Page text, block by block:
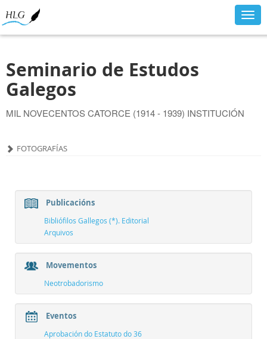
Seminario de Estudos
Galegos
MIL NOVECENTOS CATORCE (1914 - 1939) INSTITUCIÓN
FOTOGRAFÍAS
Publicacións
Bibliófilos Gallegos (*). Editorial
Arquivos
Movementos
Neotrobadorismo
Eventos
Aprobación do Estatuto do 36